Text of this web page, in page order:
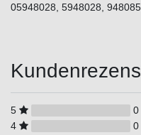
05948028, 5948028,
5
0
4
0